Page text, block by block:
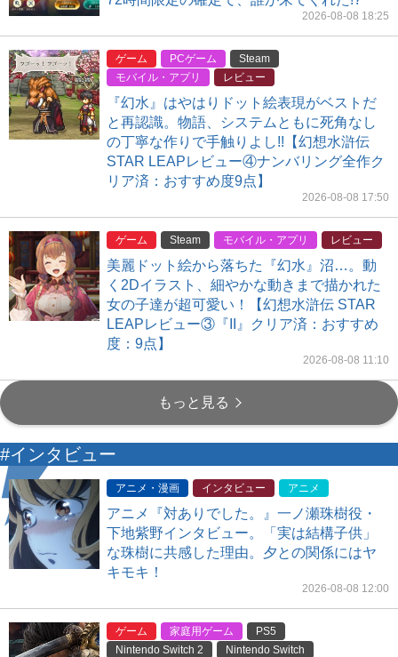
2026-08-08 18:25
ゲーム PCゲーム
Steam
モバイル・アプリ
レビュー
『幻水』はやはりドット絵表現がベストだ
と再認識。物語、システムともに死角なし
の丁寧な作りで手触りよし!!【幻想水滸伝
STAR LEAPレビュー④ナンバリング全作ク
リア済：おすすめ度9点】
2026-08-08 17:50
ゲーム Steam モバイル・アプリ レビュー
美麗ドット絵から落ちた『幻水』沼…。動
く2Dイラスト、細やかな動きまで描かれた
女の子達が超可愛い！【幻想水滸伝 STAR
LEAPレビュー③『II』クリア済：おすすめ
度：9点】
2026-08-08 11:10
もっと見る
#インタビュー
アニメ・漫画 インタビュー アニメ
アニメ『対ありでした。』一ノ瀬珠樹役・
下地紫野インタビュー。「実は結構子供」
な珠樹に共感した理由。夕との関係にはヤ
キモキ！
2026-08-08 12:00
ゲーム 家庭用ゲーム
PS5
Nintendo Switch 2
Nintendo Switch